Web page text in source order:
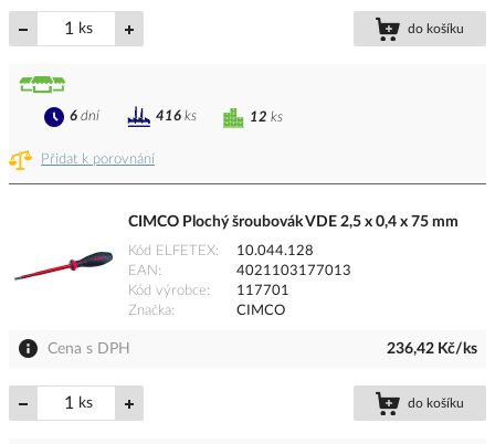
ks do košíku
Přidat k porovnání
12 ks
6 dní 416 ks
CIMCO Plochý šroubovák VDE 2,5 x 0,4 x 75 mm
Kód ELFETEX
10.044.128
EAN
4021103177013
Kód výrobce
117701
Značka
CIMCO
Cena s DPH 236,42 Kč/ks
ks do košíku